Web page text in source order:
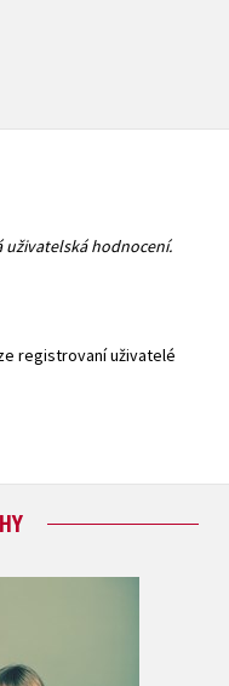
uživatelská hodnocení.
registrovaní uživatelé